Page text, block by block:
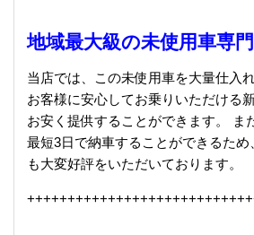
地域最大級の未使用車専門
当店では、この未使用車を大量仕入
お客様に安心してお乗りいただける
お安く提供することができます。 ま
最短3日で納車することができるため
も大変好評をいただいております。
++++++++++++++++++++++++++++